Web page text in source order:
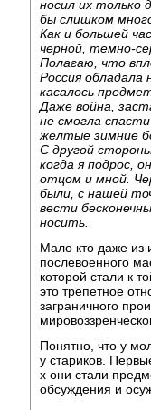
носил их только
бы слишком
Как и большей
черной, темно-
Полагаю, что
Россия
касалось
Даже война,
не смогла
желтые зимние
С другой
когда я подрос,
отцом и мной.
были, с нашей
вести
носить.
Мало кто даже из
послевоенного
которой стали к
это трепетное
заграничного
Понятно, что у
у стариков.
х они стали
обсуждения и